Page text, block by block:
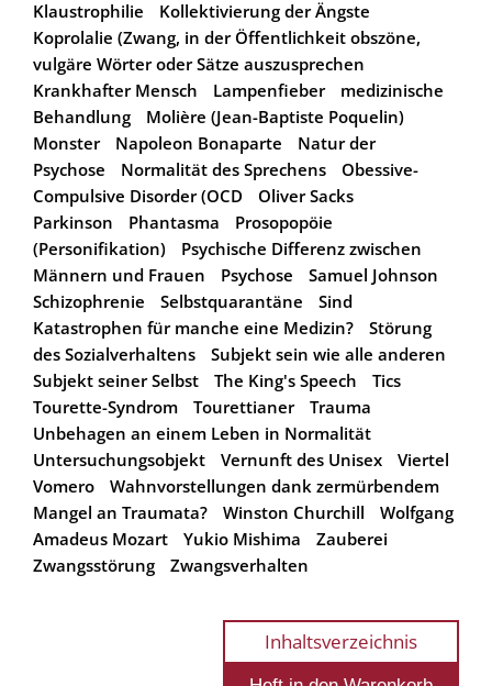
Klaustrophilie
Kollektivierung der Ängste
Koprolalie (Zwang, in der Öffentlichkeit obszöne,
vulgäre Wörter oder Sätze auszusprechen
Krankhafter Mensch
Lampenfieber
medizinische
Behandlung
Molière (Jean-Baptiste Poquelin)
Monster
Napoleon Bonaparte
Natur der
Psychose
Normalität des Sprechens
Obessive-
Compulsive Disorder (OCD
Oliver Sacks
Parkinson
Phantasma
Prosopopöie
(Personifikation)
Psychische Differenz zwischen
Männern und Frauen
Psychose
Samuel Johnson
Schizophrenie
Selbstquarantäne
Sind
Katastrophen für manche eine Medizin?
Störung
des Sozialverhaltens
Subjekt sein wie alle anderen
Subjekt seiner Selbst
The King's Speech
Tics
Tourette-Syndrom
Tourettianer
Trauma
Unbehagen an einem Leben in Normalität
Untersuchungsobjekt
Vernunft des Unisex
Viertel
Vomero
Wahnvorstellungen dank zermürbendem
Mangel an Traumata?
Winston Churchill
Wolfgang
Amadeus Mozart
Yukio Mishima
Zauberei
Zwangsstörung
Zwangsverhalten
Inhaltsverzeichnis